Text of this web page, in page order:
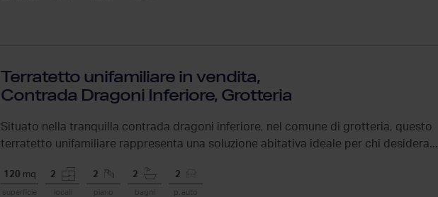
Terratetto unifamiliare in vendita,
Contrada Dragoni Inferiore, Grotteria
Situato nella tranquilla contrada dragoni inferiore, nel comune di grotteria, questo
terratetto unifamiliare rappresenta una soluzione abitativa ideale per chi desidera...
120 mq
superficie
2
locali
2
piano
2
bagni
2
p. auto